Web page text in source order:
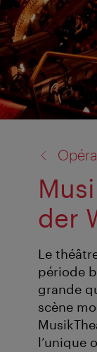
der
Le
période
grande
scène
l’unique